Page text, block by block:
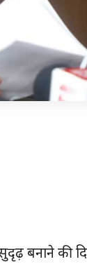
बनाने की